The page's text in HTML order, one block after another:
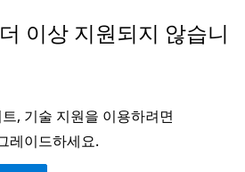
이상 지원되지 않습니
, 기술 지원을 이용하려면
레이드하세요.